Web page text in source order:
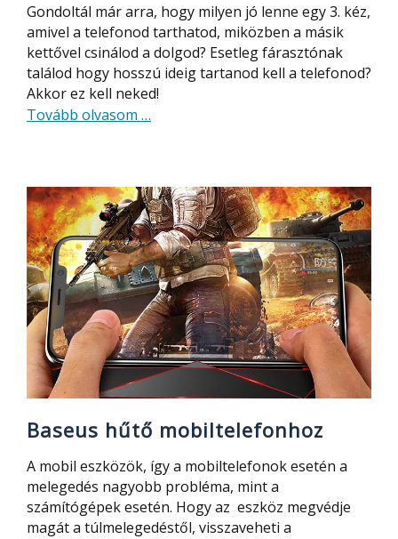
Gondoltál már arra, hogy milyen jó lenne egy 3. kéz,
amivel a telefonod tarthatod, miközben a másik
kettővel csinálod a dolgod? Esetleg fárasztónak
találod hogy hosszú ideig tartanod kell a telefonod?
Akkor ez kell neked!
Tovább olvasom about
bárhova
tehető
mobiltelefon
tartó
…
Baseus hűtő mobiltelefonhoz
A mobil eszközök, így a mobiltelefonok esetén a
melegedés nagyobb probléma, mint a
számítógépek esetén. Hogy az eszköz megvédje
magát a túlmelegedéstől, visszaveheti a